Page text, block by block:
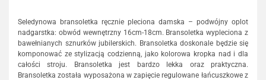
Seledynowa bransoletka ręcznie pleciona damska – podwójny oplot
nadgarstka: obwód wewnętrzny 16cm-18cm. Bransoletka wypleciona z
bawełnianych sznurków jubilerskich. Bransoletka doskonale będzie się
komponować ze stylizacją codzienną, jako kolorowa kropka nad i dla
całości stroju. Bransoletka jest bardzo lekka oraz praktyczna.
Bransoletka została wyposażona w zapięcie regulowane łańcuszkowe z